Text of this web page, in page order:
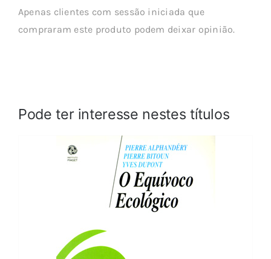
Apenas clientes com sessão iniciada que
compraram este produto podem deixar opinião.
Pode ter interesse nestes títulos